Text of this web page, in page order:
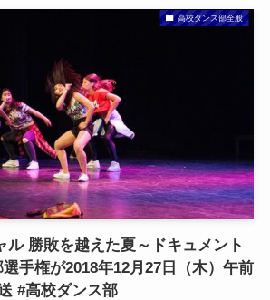
高校ダンス部全般
ル 勝敗を越えた夏～ドキュメント
手権が2018年12月27日（木）午前
#高校ダンス部